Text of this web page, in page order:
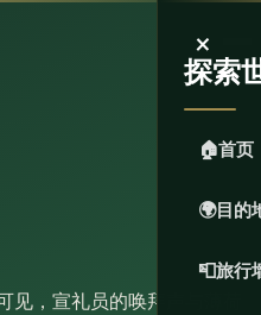
×
探索
🏠首页
🌍目的
📮旅行
，宣礼员的唤拜声与薄荷